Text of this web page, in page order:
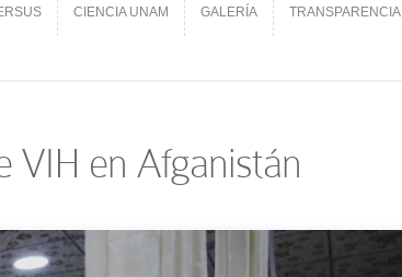
CIENCIA UNAM GALERÍA TRANSPARENCIA
VIH en Afganistán